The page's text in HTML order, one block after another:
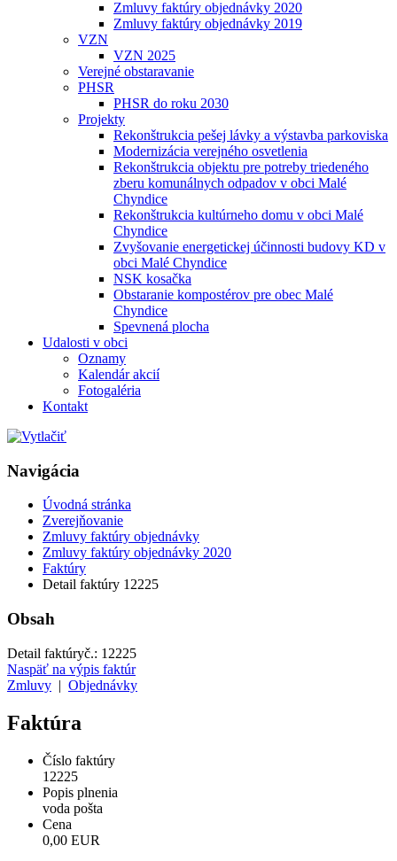
Zmluvy faktúry objednávky 2020
Zmluvy faktúry objednávky 2019
VZN
VZN 2025
Verejné obstaravanie
PHSR
PHSR do roku 2030
Projekty
Rekonštrukcia pešej lávky a výstavba parkoviska
Modernizácia verejného osvetlenia
Rekonštrukcia objektu pre potreby triedeného
zberu komunálnych odpadov v obci Malé
Chyndice
Rekonštrukcia kultúrneho domu v obci Malé
Chyndice
Zvyšovanie energetickej účinnosti budovy KD v
obci Malé Chyndice
NSK kosačka
Obstaranie kompostérov pre obec Malé
Chyndice
Spevnená plocha
Udalosti v obci
Oznamy
Kalendár akcií
Fotogaléria
Kontakt
Navigácia
Úvodná stránka
Zverejňovanie
Zmluvy faktúry objednávky
Zmluvy faktúry objednávky 2020
Faktúry
Detail faktúry 12225
Obsah
Detail faktúryč.: 12225
Naspäť na výpis faktúr
Zmluvy | Objednávky
Faktúra
Číslo faktúry
12225
Popis plnenia
voda pošta
Cena
0,00 EUR